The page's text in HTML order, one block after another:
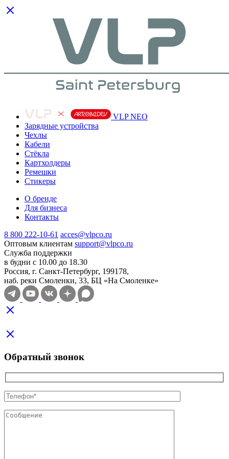
VLP NEO
Зарядные устройства
Чехлы
Кабели
Cтёкла
Картхолдеры
Ремешки
Стикеры
О бренде
Для бизнеса
Контакты
8 800 222-10-61 acces@vlpco.ru
Оптовым клиентам support@vlpco.ru
Служба поддержки
в будни с 10.00 до 18.30
Россия, г. Санкт-Петербург, 199178,
наб. реки Смоленки, 33, БЦ «На Смоленке»
Обратный звонок